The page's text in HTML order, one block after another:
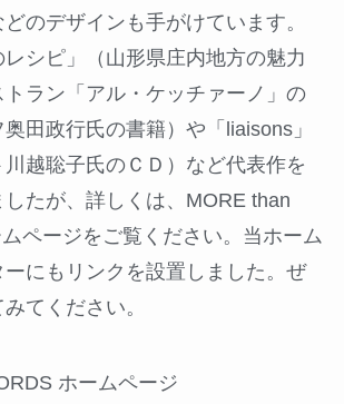
のデザインも手がけています。
シピ」（山形県庄内地方の魅力
トラン「アル・ケッチァーノ」の
田政行氏の書籍）や「liaisons」
川越聡子氏のＣＤ）など代表作を
たが、詳しくは、MORE than
ページをご覧ください。当ホーム
にもリンクを設置しました。ぜ
てください。
ホームページ